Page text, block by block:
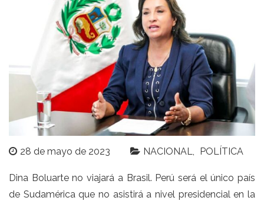
28 de mayo de 2023 NACIONAL POLÍTICA
Dina Boluarteno viajará a Brasil. Perú será el único país
de Sudamérica que no asistirá a nivel presidencial en la